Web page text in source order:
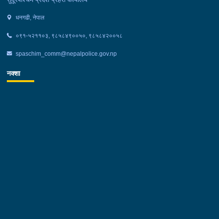
धनगढी, नेपाल
०९१-५२११०३, ९८५८४९००५०, ९८५८४२००५८
spaschim_comm@nepalpolice.gov.np
नक्शा